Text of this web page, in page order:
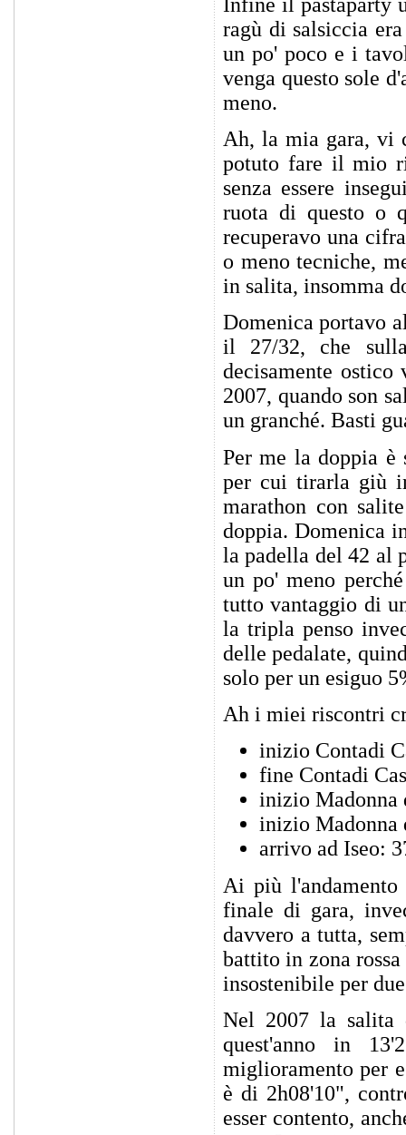
ragù di salsiccia
un po' poco e i
venga questo sole
meno.
Ah, la mia gara, vi
potuto fare il mio
senza essere
ruota di questo o
recuperavo una
o meno tecniche,
in salita, insomma
Domenica portavo
il 27/32, che
decisamente
2007, quando son
un granché. Basti
Per me la doppia è
per cui tirarla giù
marathon con
doppia. Domenica
la padella del 42 al
un po' meno
tutto vantaggio di
la tripla penso
delle pedalate,
solo per un esiguo
Ah i miei riscontri
inizio Contadi
fine Contadi
inizio Madonna
inizio Madonna
arrivo ad Iseo:
Ai più
finale di gara,
davvero a tutta,
battito in zona
insostenibile per
Nel 2007 la salita
quest'anno in
miglioramento per
è di 2h08'10",
esser contento,